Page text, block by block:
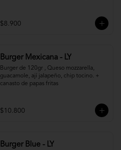
$8.900
Burger Mexicana - LY
Burger de 120gr , Queso mozzarella,
guacamole, ají jalapeño, chip tocino. +
canasto de papas fritas
$10.800
Burger Blue - LY